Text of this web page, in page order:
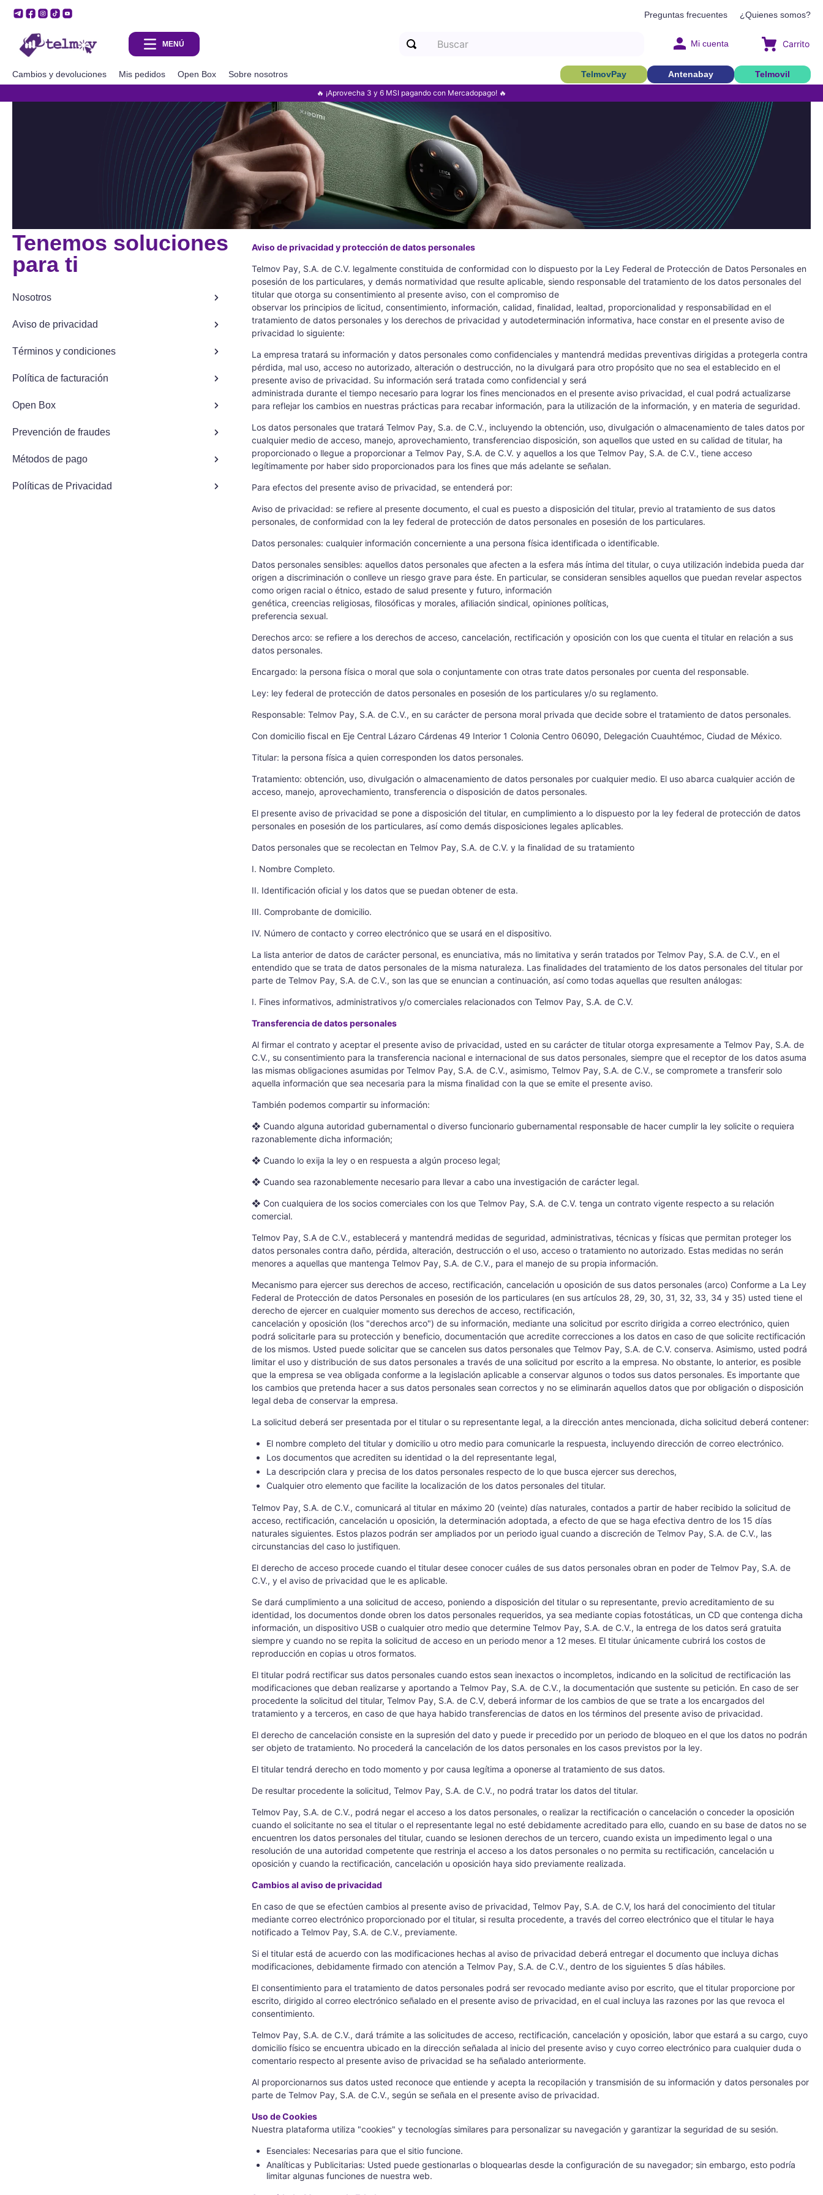
Preguntas frecuentes ¿Quienes somos?
Buscar
Mi cuenta
Cambios y devoluciones Mis pedidos Open Box Sobre nosotros TelmovPay Antenabay Telmovil
🔥 ¡Aprovecha 3 y 6 MSI pagando con Mercadopago! 🔥
Tenemos soluciones
para ti
Nosotros
Aviso de privacidad
Términos y condiciones
Política de facturación
Open Box
Prevención de fraudes
Métodos de pago
Políticas de Privacidad
Aviso de privacidad y protección de datos personales
Telmov Pay, S.A. de C.V. legalmente constituida de conformidad con lo dispuesto por la Ley Federal de Protección de Datos Personales en
posesión de los particulares, y demás normatividad que resulte aplicable, siendo responsable del tratamiento de los datos personales del
titular que otorga su consentimiento al presente aviso, con el compromiso de
observar los principios de licitud, consentimiento, información, calidad, finalidad, lealtad, proporcionalidad y responsabilidad en el
tratamiento de datos personales y los derechos de privacidad y autodeterminación informativa, hace constar en el presente aviso de
privacidad lo siguiente:
La empresa tratará su información y datos personales como confidenciales y mantendrá medidas preventivas dirigidas a protegerla contra
pérdida, mal uso, acceso no autorizado, alteración o destrucción, no la divulgará para otro propósito que no sea el establecido en el
presente aviso de privacidad. Su información será tratada como confidencial y será
administrada durante el tiempo necesario para lograr los fines mencionados en el presente aviso privacidad, el cual podrá actualizarse
para reflejar los cambios en nuestras prácticas para recabar información, para la utilización de la información, y en materia de seguridad.
Los datos personales que tratará Telmov Pay, S.a. de C.V., incluyendo la obtención, uso, divulgación o almacenamiento de tales datos por
cualquier medio de acceso, manejo, aprovechamiento, transferenciao disposición, son aquellos que usted en su calidad de titular, ha
proporcionado o llegue a proporcionar a Telmov Pay, S.A. de C.V. y aquellos a los que Telmov Pay, S.A. de C.V., tiene acceso
legítimamente por haber sido proporcionados para los fines que más adelante se señalan.
Para efectos del presente aviso de privacidad, se entenderá por:
Aviso de privacidad: se refiere al presente documento, el cual es puesto a disposición del titular, previo al tratamiento de sus datos
personales, de conformidad con la ley federal de protección de datos personales en posesión de los particulares.
Datos personales: cualquier información concerniente a una persona física identificada o identificable.
Datos personales sensibles: aquellos datos personales que afecten a la esfera más íntima del titular, o cuya utilización indebida pueda dar
origen a discriminación o conlleve un riesgo grave para éste. En particular, se consideran sensibles aquellos que puedan revelar aspectos
como origen racial o étnico, estado de salud presente y futuro, información
genética, creencias religiosas, filosóficas y morales, afiliación sindical, opiniones políticas,
preferencia sexual.
Derechos arco: se refiere a los derechos de acceso, cancelación, rectificación y oposición con los que cuenta el titular en relación a sus
datos personales.
Encargado: la persona física o moral que sola o conjuntamente con otras trate datos personales por cuenta del responsable.
Ley: ley federal de protección de datos personales en posesión de los particulares y/o su reglamento.
Responsable: Telmov Pay, S.A. de C.V., en su carácter de persona moral privada que decide sobre el tratamiento de datos personales.
Con domicilio fiscal en Eje Central Lázaro Cárdenas 49 Interior 1 Colonia Centro 06090, Delegación Cuauhtémoc, Ciudad de México.
Titular: la persona física a quien corresponden los datos personales.
Tratamiento: obtención, uso, divulgación o almacenamiento de datos personales por cualquier medio. El uso abarca cualquier acción de
acceso, manejo, aprovechamiento, transferencia o disposición de datos personales.
El presente aviso de privacidad se pone a disposición del titular, en cumplimiento a lo dispuesto por la ley federal de protección de datos
personales en posesión de los particulares, así como demás disposiciones legales aplicables.
Datos personales que se recolectan en Telmov Pay, S.A. de C.V. y la finalidad de su tratamiento
I. Nombre Completo.
II. Identificación oficial y los datos que se puedan obtener de esta.
III. Comprobante de domicilio.
IV. Número de contacto y correo electrónico que se usará en el dispositivo.
La lista anterior de datos de carácter personal, es enunciativa, más no limitativa y serán tratados por Telmov Pay, S.A. de C.V., en el
entendido que se trata de datos personales de la misma naturaleza. Las finalidades del tratamiento de los datos personales del titular por
parte de Telmov Pay, S.A. de C.V., son las que se enuncian a continuación, así como todas aquellas que resulten análogas:
I. Fines informativos, administrativos y/o comerciales relacionados con Telmov Pay, S.A. de C.V.
Transferencia de datos personales
Al firmar el contrato y aceptar el presente aviso de privacidad, usted en su carácter de titular otorga expresamente a Telmov Pay, S.A. de
C.V., su consentimiento para la transferencia nacional e internacional de sus datos personales, siempre que el receptor de los datos asuma
las mismas obligaciones asumidas por Telmov Pay, S.A. de C.V., asimismo, Telmov Pay, S.A. de C.V., se compromete a transferir solo
aquella información que sea necesaria para la misma finalidad con la que se emite el presente aviso.
También podemos compartir su información:
❖ Cuando alguna autoridad gubernamental o diverso funcionario gubernamental responsable de hacer cumplir la ley solicite o requiera
razonablemente dicha información;
❖ Cuando lo exija la ley o en respuesta a algún proceso legal;
❖ Cuando sea razonablemente necesario para llevar a cabo una investigación de carácter legal.
❖ Con cualquiera de los socios comerciales con los que Telmov Pay, S.A. de C.V. tenga un contrato vigente respecto a su relación
comercial.
Telmov Pay, S.A de C.V., establecerá y mantendrá medidas de seguridad, administrativas, técnicas y físicas que permitan proteger los
datos personales contra daño, pérdida, alteración, destrucción o el uso, acceso o tratamiento no autorizado. Estas medidas no serán
menores a aquellas que mantenga Telmov Pay, S.A. de C.V., para el manejo de su propia información.
Mecanismo para ejercer sus derechos de acceso, rectificación, cancelación u oposición de sus datos personales (arco) Conforme a La Ley
Federal de Protección de datos Personales en posesión de los particulares (en sus artículos 28, 29, 30, 31, 32, 33, 34 y 35) usted tiene el
derecho de ejercer en cualquier momento sus derechos de acceso, rectificación,
cancelación y oposición (los "derechos arco") de su información, mediante una solicitud por escrito dirigida a correo electrónico, quien
podrá solicitarle para su protección y beneficio, documentación que acredite correcciones a los datos en caso de que solicite rectificación
de los mismos. Usted puede solicitar que se cancelen sus datos personales que Telmov Pay, S.A. de C.V. conserva. Asimismo, usted podrá
limitar el uso y distribución de sus datos personales a través de una solicitud por escrito a la empresa. No obstante, lo anterior, es posible
que la empresa se vea obligada conforme a la legislación aplicable a conservar algunos o todos sus datos personales. Es importante que
los cambios que pretenda hacer a sus datos personales sean correctos y no se eliminarán aquellos datos que por obligación o disposición
legal deba de conservar la empresa.
La solicitud deberá ser presentada por el titular o su representante legal, a la dirección antes mencionada, dicha solicitud deberá contener:
El nombre completo del titular y domicilio u otro medio para comunicarle la respuesta, incluyendo dirección de correo electrónico.
Los documentos que acrediten su identidad o la del representante legal,
La descripción clara y precisa de los datos personales respecto de lo que busca ejercer sus derechos,
Cualquier otro elemento que facilite la localización de los datos personales del titular.
Telmov Pay, S.A. de C.V., comunicará al titular en máximo 20 (veinte) días naturales, contados a partir de haber recibido la solicitud de
acceso, rectificación, cancelación u oposición, la determinación adoptada, a efecto de que se haga efectiva dentro de los 15 días
naturales siguientes. Estos plazos podrán ser ampliados por un periodo igual cuando a discreción de Telmov Pay, S.A. de C.V., las
circunstancias del caso lo justifiquen.
El derecho de acceso procede cuando el titular desee conocer cuáles de sus datos personales obran en poder de Telmov Pay, S.A. de
C.V., y el aviso de privacidad que le es aplicable.
Se dará cumplimiento a una solicitud de acceso, poniendo a disposición del titular o su representante, previo acreditamiento de su
identidad, los documentos donde obren los datos personales requeridos, ya sea mediante copias fotostáticas, un CD que contenga dicha
información, un dispositivo USB o cualquier otro medio que determine Telmov Pay, S.A. de C.V., la entrega de los datos será gratuita
siempre y cuando no se repita la solicitud de acceso en un periodo menor a 12 meses. El titular únicamente cubrirá los costos de
reproducción en copias u otros formatos.
El titular podrá rectificar sus datos personales cuando estos sean inexactos o incompletos, indicando en la solicitud de rectificación las
modificaciones que deban realizarse y aportando a Telmov Pay, S.A. de C.V., la documentación que sustente su petición. En caso de ser
procedente la solicitud del titular, Telmov Pay, S.A. de C.V, deberá informar de los cambios de que se trate a los encargados del
tratamiento y a terceros, en caso de que haya habido transferencias de datos en los términos del presente aviso de privacidad.
El derecho de cancelación consiste en la supresión del dato y puede ir precedido por un periodo de bloqueo en el que los datos no podrán
ser objeto de tratamiento. No procederá la cancelación de los datos personales en los casos previstos por la ley.
El titular tendrá derecho en todo momento y por causa legítima a oponerse al tratamiento de sus datos.
De resultar procedente la solicitud, Telmov Pay, S.A. de C.V., no podrá tratar los datos del titular.
Telmov Pay, S.A. de C.V., podrá negar el acceso a los datos personales, o realizar la rectificación o cancelación o conceder la oposición
cuando el solicitante no sea el titular o el representante legal no esté debidamente acreditado para ello, cuando en su base de datos no se
encuentren los datos personales del titular, cuando se lesionen derechos de un tercero, cuando exista un impedimento legal o una
resolución de una autoridad competente que restrinja el acceso a los datos personales o no permita su rectificación, cancelación u
oposición y cuando la rectificación, cancelación u oposición haya sido previamente realizada.
Cambios al aviso de privacidad
En caso de que se efectúen cambios al presente aviso de privacidad, Telmov Pay, S.A. de C.V, los hará del conocimiento del titular
mediante correo electrónico proporcionado por el titular, si resulta procedente, a través del correo electrónico que el titular le haya
notificado a Telmov Pay, S.A. de C.V., previamente.
Si el titular está de acuerdo con las modificaciones hechas al aviso de privacidad deberá entregar el documento que incluya dichas
modificaciones, debidamente firmado con atención a Telmov Pay, S.A. de C.V., dentro de los siguientes 5 días hábiles.
El consentimiento para el tratamiento de datos personales podrá ser revocado mediante aviso por escrito, que el titular proporcione por
escrito, dirigido al correo electrónico señalado en el presente aviso de privacidad, en el cual incluya las razones por las que revoca el
consentimiento.
Telmov Pay, S.A. de C.V., dará trámite a las solicitudes de acceso, rectificación, cancelación y oposición, labor que estará a su cargo, cuyo
domicilio físico se encuentra ubicado en la dirección señalada al inicio del presente aviso y cuyo correo electrónico para cualquier duda o
comentario respecto al presente aviso de privacidad se ha señalado anteriormente.
Al proporcionarnos sus datos usted reconoce que entiende y acepta la recopilación y transmisión de su información y datos personales por
parte de Telmov Pay, S.A. de C.V., según se señala en el presente aviso de privacidad.
Uso de Cookies
Nuestra plataforma utiliza "cookies" y tecnologías similares para personalizar su navegación y garantizar la seguridad de su sesión.
Esenciales: Necesarias para que el sitio funcione.
Analíticas y Publicitarias: Usted puede gestionarlas o bloquearlas desde la configuración de su navegador; sin embargo, esto podría
limitar algunas funciones de nuestra web.
1.
motorola
2.
samsung
3.
iphone
4. xiaomi